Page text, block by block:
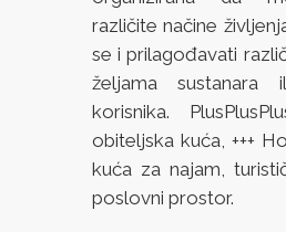
različite načine
se i prilagođavati
željama sustanara
korisnika.
obiteljska kuća, +++
kuća za najam,
poslovni prostor.